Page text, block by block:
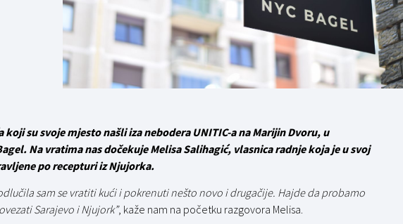
su svoje mjesto našli iza nebodera UNITIC-a na Marijin Dvoru, u
Na vratima nas dočekuje Melisa Salihagić, vlasnica radnje koja je u svoj
po recepturi iz Njujorka.
sam se vratiti kući i pokrenuti nešto novo i drugačije. Hajde da probamo
Sarajevo i Njujork”, kaže nam na početku razgovora Melisa.